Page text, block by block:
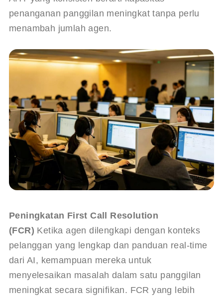
penanganan panggilan meningkat tanpa perlu
menambah jumlah agen.
Peningkatan First Call Resolution
(FCR) Ketika agen dilengkapi dengan konteks
pelanggan yang lengkap dan panduan real-time
dari AI, kemampuan mereka untuk
menyelesaikan masalah dalam satu panggilan
meningkat secara signifikan. FCR yang lebih